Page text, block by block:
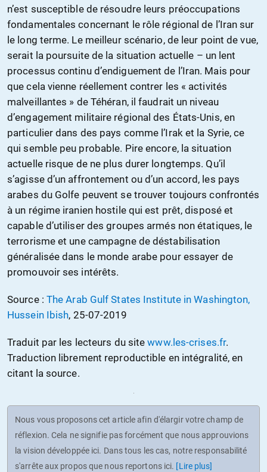
n’est susceptible de résoudre leurs préoccupations
fondamentales concernant le rôle régional de l’Iran sur
le long terme. Le meilleur scénario, de leur point de vue,
serait la poursuite de la situation actuelle – un lent
processus continu d’endiguement de l’Iran. Mais pour
que cela vienne réellement contrer les « activités
malveillantes » de Téhéran, il faudrait un niveau
d’engagement militaire régional des États-Unis, en
particulier dans des pays comme l’Irak et la Syrie, ce
qui semble peu probable. Pire encore, la situation
actuelle risque de ne plus durer longtemps. Qu’il
s’agisse d’un affrontement ou d’un accord, les pays
arabes du Golfe peuvent se trouver toujours confrontés
à un régime iranien hostile qui est prêt, disposé et
capable d’utiliser des groupes armés non étatiques, le
terrorisme et une campagne de déstabilisation
généralisée dans le monde arabe pour essayer de
promouvoir ses intérêts.
Source : The Arab Gulf States Institute in Washington,
Hussein Ibish, 25-07-2019
Traduit par les lecteurs du sitewww.les-crises.fr.
Traduction librement reproductible en intégralité, en
citant la source.
Nous vous proposons cet article afin d'élargir votre champ de
réflexion. Cela ne signifie pas forcément que nous approuvions
la vision développée ici. Dans tous les cas, notre responsabilité
s'arrête aux propos que nous reportons ici. [Lire plus]